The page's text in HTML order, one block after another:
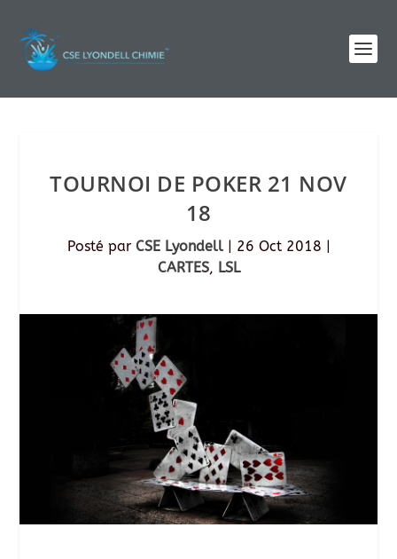
TOURNOI DE POKER 21 NOV
18
Posté par CSE Lyondell| 26 Oct 2018 |
CARTES, LSL